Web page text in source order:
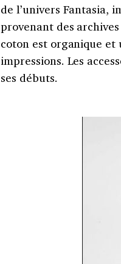
de l’univers Fantasia,
provenant des
coton est organique
impressions. Les
ses débuts.